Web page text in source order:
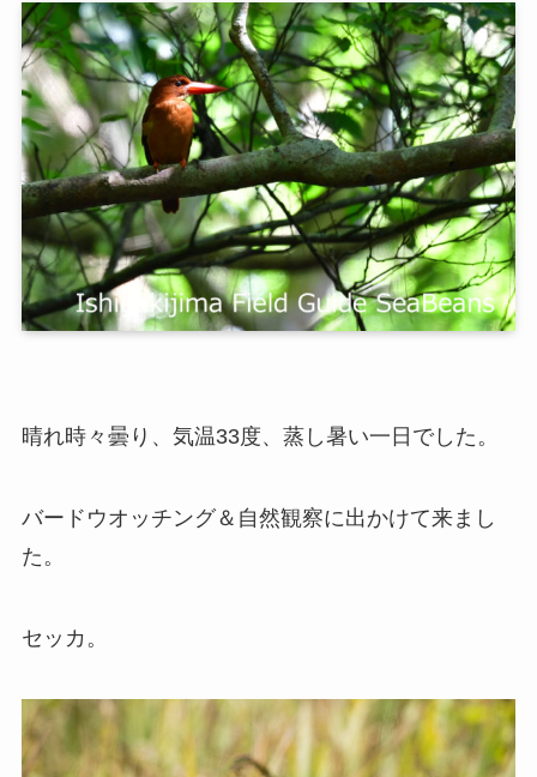
晴れ時々曇り、気温33度、蒸し暑い一日でした。
バードウオッチング＆自然観察に出かけて来まし
た。
セッカ。